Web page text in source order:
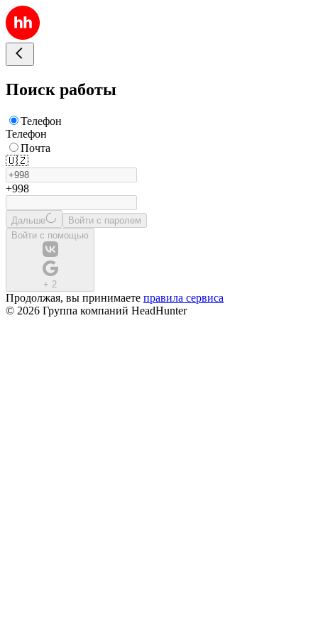
Поиск работы
Телефон
Телефон
Почта
🇺🇿
+998
Дальше
Войти с паролем
Войти с помощью
+ 2
Продолжая, вы принимаете правила сервиса
© 2026 Группа компаний HeadHunter